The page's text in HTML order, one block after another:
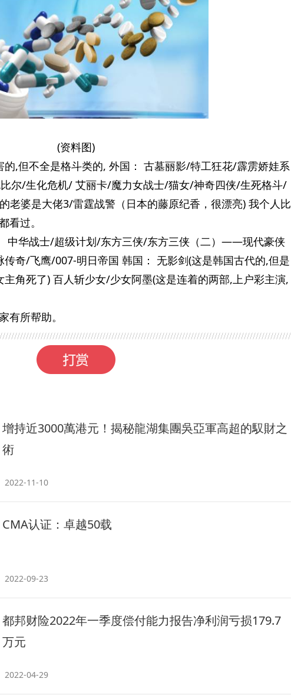
(资料图)
的,但不全是格斗类的, 外国： 古墓丽影/特工狂花/霹雳娇娃系
尔/生化危机/ 艾丽卡/魔力女战士/猫女/神奇四侠/生死格斗/
老婆是大佬3/雷霆战警（日本的藤原纪香，很漂亮) 我个人比
看过。
中华战士/超级计划/东方三侠/东方三侠（二）——现代豪侠
奇/飞鹰/007-明日帝国 韩国： 无影剑(这是韩国古代的,但是
角死了) 百人斩少女/少女阿墨(这是连着的两部,上户彩主演,
有所帮助。
增持近3000萬港元！揭秘龍湖集團吳亞軍高超的馭財之
術
2022-11-10
CMA认证：卓越50载
2022-09-23
都邦财险2022年一季度偿付能力报告净利润亏损179.7
万元
2022-04-29